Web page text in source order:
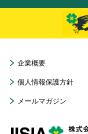
企業概要
個人情報保護方針
メールマガジン